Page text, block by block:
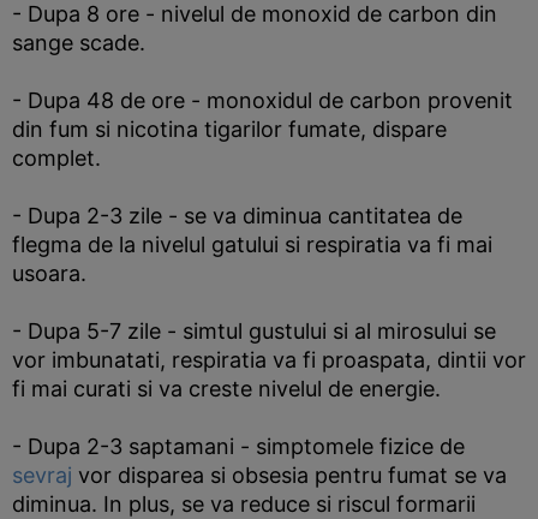
- Dupa 8 ore - nivelul de monoxid de carbon din
sange scade.
- Dupa 48 de ore - monoxidul de carbon provenit
din fum si nicotina tigarilor fumate, dispare
complet.
- Dupa 2-3 zile - se va diminua cantitatea de
flegma de la nivelul gatului si respiratia va fi mai
usoara.
- Dupa 5-7 zile - simtul gustului si al mirosului se
vor imbunatati, respiratia va fi proaspata, dintii vor
fi mai curati si va creste nivelul de energie.
- Dupa 2-3 saptamani - simptomele fizice de
sevraj vor disparea si obsesia pentru fumat se va
diminua. In plus, se va reduce si riscul formarii